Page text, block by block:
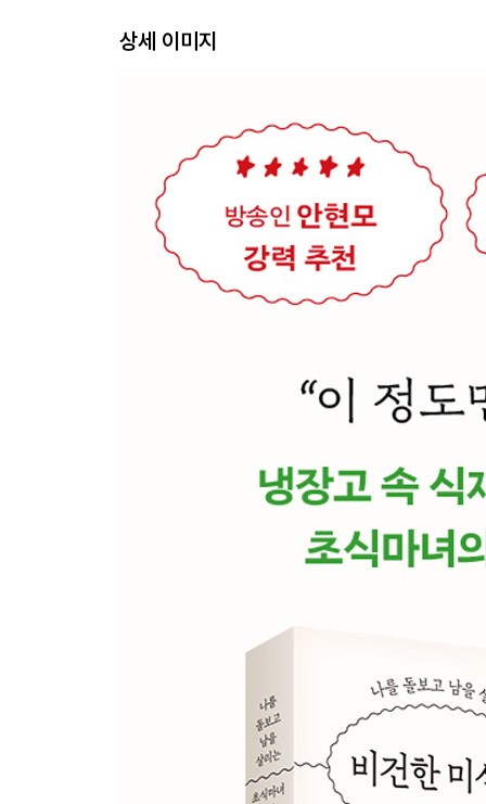
음식 추천 미션
└[오늘의 레시피] 비건 마라탕
계절 한 입
└[오늘의 레시피] 두릅 파스타
그저, 자유롭게 계세요
초식마녀 툰: 월요일의 채식 토크
치킨이 당연하지 않은 밤
└[오늘의 레시피] 감자탕 라면
상세 이미지